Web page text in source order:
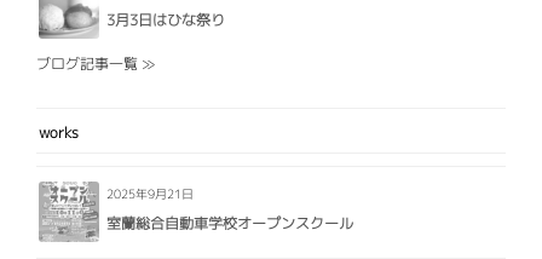
3月3日はひな祭り
ブログ記事一覧 ≫
works
2025年9月21日
室蘭総合自動車学校オープンスクール